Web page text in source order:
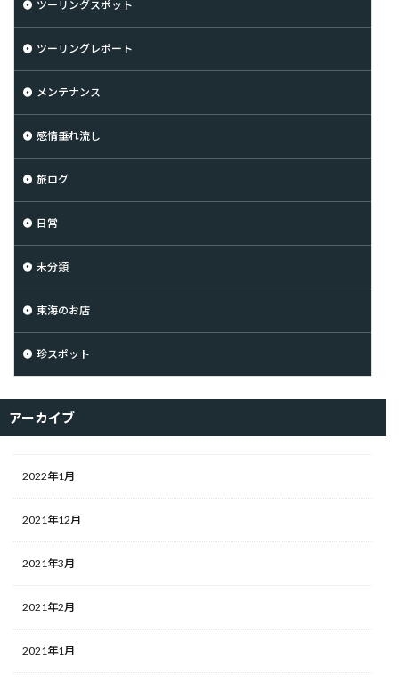
ツーリングスポット
ツーリングレポート
メンテナンス
感情垂れ流し
旅ログ
日常
未分類
東海のお店
珍スポット
アーカイブ
2022年1月
2021年12月
2021年3月
2021年2月
2021年1月